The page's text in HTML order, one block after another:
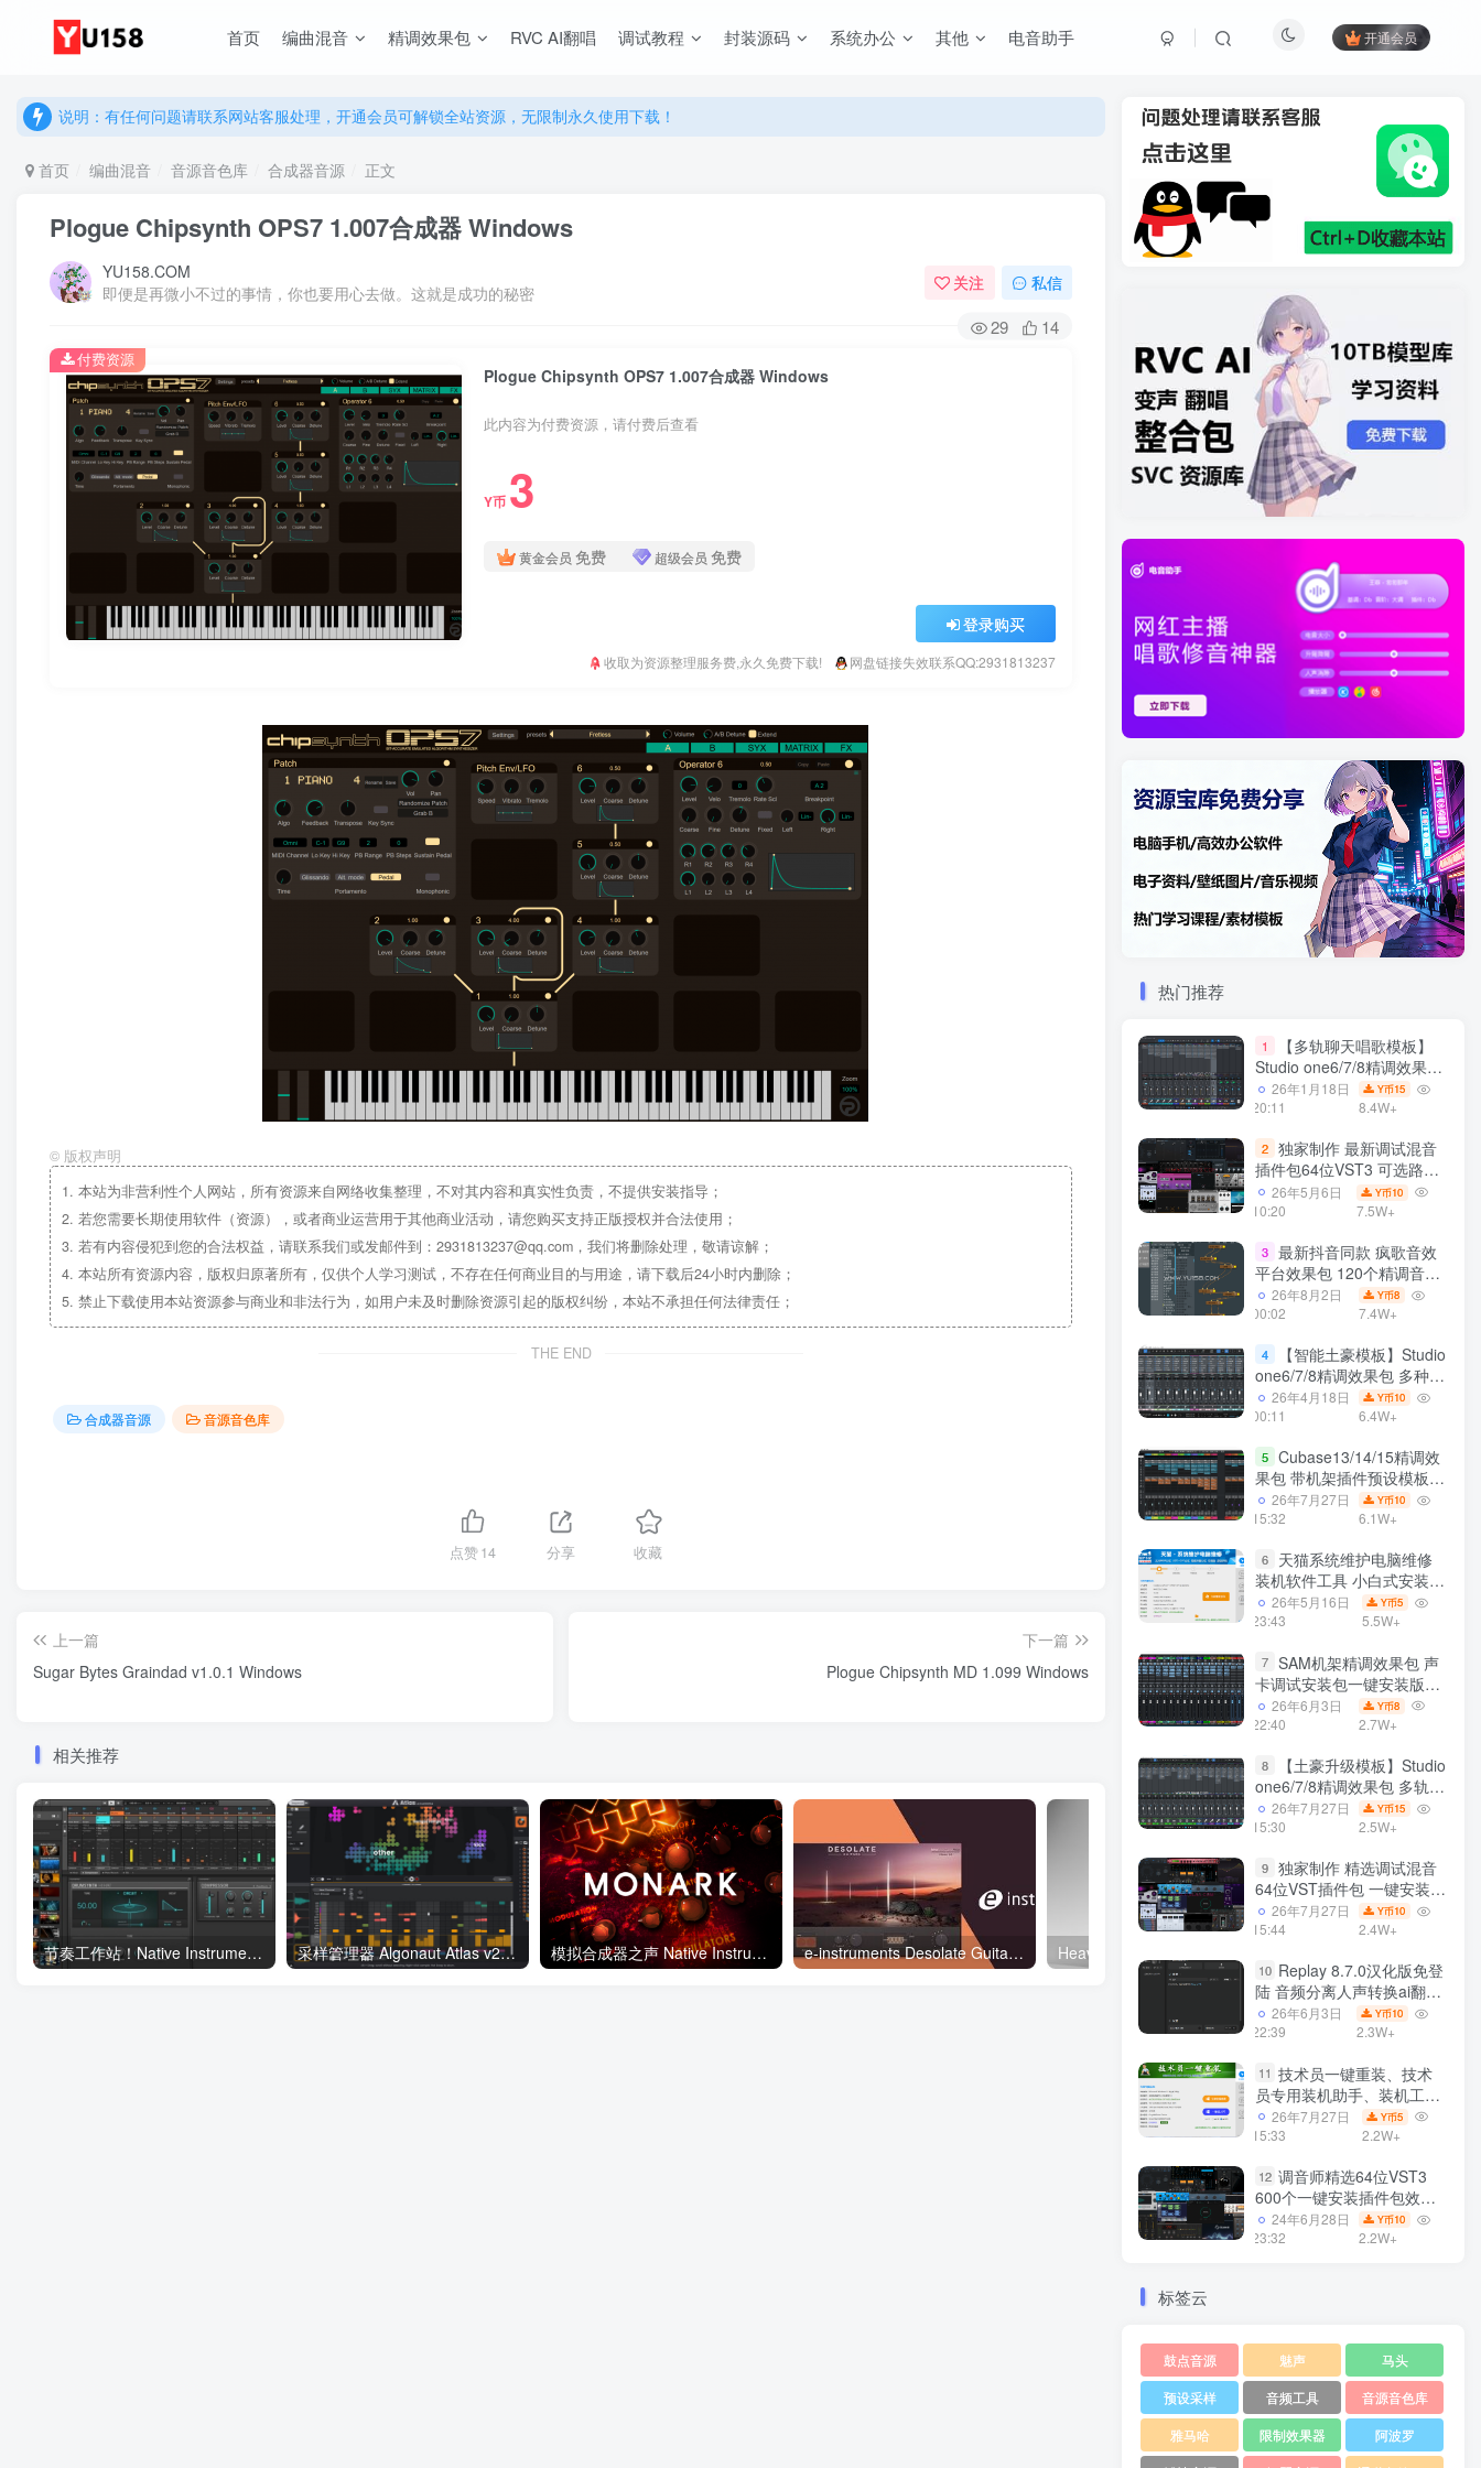
首页 编曲混音 精调效果包 RVC AI翻唱 调试教程 封装源码 系统办公 其他 电音助手 开通会员
说明：有任何问题请联系网站客服处理，开通会员可解锁全站资源，无限制永久使用下载！
说明：有任何问题请联系网站客服处理，开通会员可解锁全站资源，无限制永久使用下载！
首页 编曲混音 音源音色库 合成器音源 正文
Plogue Chipsynth OPS7 1.007合成器 Windows
YU158.COM
即便是再微小不过的事情，你也要用心去做。这就是成功的秘密
关注 私信
29 14
Plogue Chipsynth OPS7 1.007合成器 Windows
此内容为付费资源，请付费后查看
Y币 3
黄金会员 免费 超级会员 免费
登录购买
收取为资源整理服务费,永久免费下载! 网盘链接失效联系QQ:2931813237
付费资源
© 版权声明
1. 本站为非营利性个人网站，所有资源来自网络收集整理，不对其内容和真实性负责，不提供安装指导；
2. 若您需要长期使用软件（资源），或者商业运营用于其他商业活动，请您购买支持正版授权并合法使用；
3. 若有内容侵犯到您的合法权益，请联系我们或发邮件到：2931813237@qq.com，我们将删除处理，敬请谅解；
4. 本站所有资源内容，版权归原著所有，仅供个人学习测试，不存在任何商业目的与用途，请下载后24小时内删除；
5. 禁止下载使用本站资源参与商业和非法行为，如用户未及时删除资源引起的版权纠纷，本站不承担任何法律责任；
THE END
合成器音源 音源音色库
点赞14 分享 收藏
上一篇
Sugar Bytes Graindad v1.0.1 Windows
下一篇
Plogue Chipsynth MD 1.099 Windows
相关推荐
节奏工作站！Native Instruments Maschine v2.16.1 WiN（更新修复Rev2版） 采样管理器 Algonaut Atlas v2.3.4 WIN Algonaut Atlas 2 Factory Content 模拟合成器之声 Native Instruments Monark v1.3.1.3 e-instruments Desolate Guitars (KONTAKT)
热门推荐
1
【多轨聊天唱歌模板】
Studio one6/7/8精调效果包
多种效果模式 声卡调试好直
播预设模板
26年1月18日
20:11
Y币15
8.4W+
2 独家制作 最新调试混音
插件包64位VST3 可选路径
一键安装550个效果器合集
v3.0 WiN 支持定制
26年5月6日
10:20
Y币10
7.5W+
3 最新抖音同款 疯歌音效
平台效果包 120个精调音效
包+软件自带170个音效
+600个插件 带安装教程全
26年8月2日
00:02
Y币8
7.4W+
4
【智能土豪模板】Studio
one6/7/8精调效果包 多种效
果模式可选 声卡调试好预设
带插件全套文件
26年4月18日
00:11
Y币10
6.4W+
5 Cubase13/14/15精调效
果包 带机架插件预设模板
声卡调试好效果工程文件
26年7月27日
15:32
Y币10
6.1W+
6
天猫系统维护电脑维修
装机软件工具 小白式安装
完全一键安装系统 电脑系统
装机软件 一键重装系统
26年5月16日
23:43
Y币5
5.5W+
7 SAM机架精调效果包 声
卡调试安装包一键安装版模
板 带插件预设效果文件
26年6月3日
22:40
Y币8
2.7W+
8
【土豪升级模板】Studio
one6/7/8精调效果包 多轨道
效果模式可选 声卡调试好预
设模板 带插件全套文件
26年7月27日
15:30
Y币15
2.5W+
9 独家制作 精选调试混音
64位VST插件包 一键安装
600个效果器合集v2.0 WiN
支持定制
26年7月27日
15:44
Y币10
2.4W+
10 Replay 8.7.0汉化版免登
陆 音频分离人声转换ai翻唱
支持50系显卡 一键安装
WiN
26年6月3日
22:39
Y币10
2.3W+
11 技术员一键重装、技术
员专用装机助手、装机工
具、电脑系统装机软件丶一
键安装系统
26年7月27日
15:33
Y币5
2.2W+
12 调音师精选64位VST3
600个一键安装插件包效果
器集合10G WiN
24年6月28日
23:32
Y币10
2.2W+
标签云
鼓点音源 魅声
马头
预设采样
音频工具
音源音色库
雅马哈
限制效果器
阿波罗